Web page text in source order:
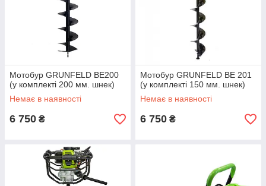
Мотобур GRUNFELD BE200
(у комплекті 200 мм. шнек)
Немає в наявності
6 750 ₴
Мотобур GRUNFELD BE 201
(у комплекті 150 мм. шнек)
Немає в наявності
6 750 ₴